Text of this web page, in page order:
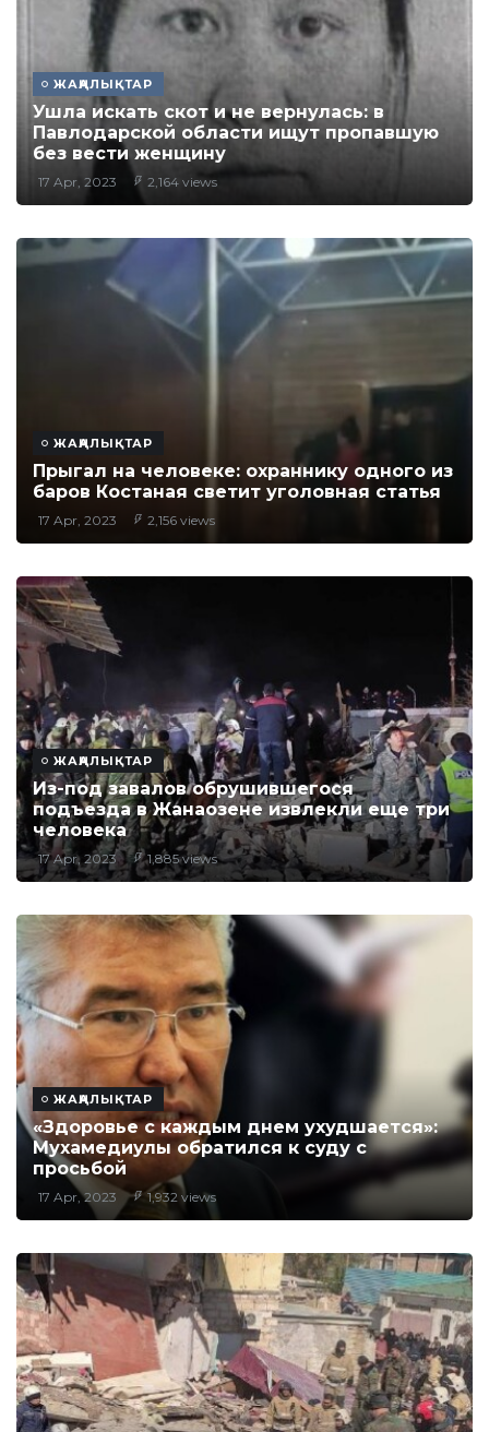
ЖАҢАЛЫҚТАР
Ушла искать скот и не вернулась: в
Павлодарской области ищут пропавшую
без вести женщину
17 Apr, 2023 2,164 views
ЖАҢАЛЫҚТАР
Прыгал на человеке: охраннику одного из
баров Костаная светит уголовная статья
17 Apr, 2023 2,156 views
ЖАҢАЛЫҚТАР
Из-под завалов обрушившегося
подъезда в Жанаозене извлекли еще три
человека
17 Apr, 2023 1,885 views
ЖАҢАЛЫҚТАР
«Здоровье с каждым днем ухудшается»:
Мухамедиулы обратился к суду с
просьбой
17 Apr, 2023 1,932 views